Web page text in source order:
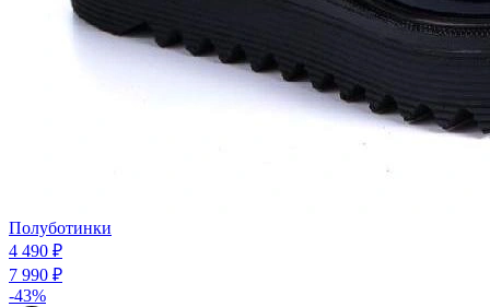
Полуботинки
4 490 ₽
7 990 ₽
-43%